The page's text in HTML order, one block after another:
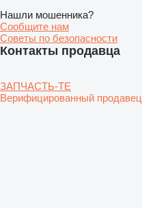
Нашли мошенника?
Сообщите нам
Советы по безопасности
Контакты продавца
ЗАПЧАСТЬ-ТЕ
Верифицированный продавец